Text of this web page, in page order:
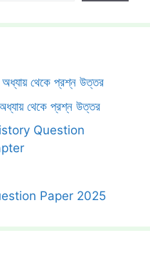
অধ্যায় থেকে প্রশ্ন উত্তর
অধ্যায় থেকে প্রশ্ন উত্তর
Question
Paper 2025